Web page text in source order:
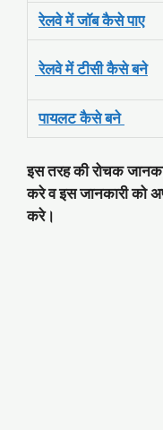
रेलवे में जॉब कैसे पाए
रेलवे में टीसी कैसे बने
पायलट कैसे बने
इस तरह की रोचक
करे व इस जानकारी को
करे।